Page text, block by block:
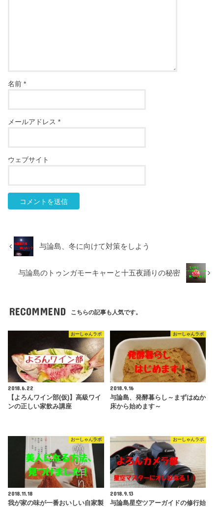
名前*
メールアドレス*
ウェブサイト
与論島、冬に向けて対策をしよう
与論島のトゥンガモーキャーと十五夜踊りの秘密
RECOMMEND こちらの記事も人気です。
おーしゃんラボ
2018.6.22
【よろんワイン部(仮)】高級ワイ
ンの正しい家飲み講座
おーしゃんラボ
2018.9.16
与論島、発酵暮らし～まずはぬか
床から始めます～
おーしゃんラボ
2018.11.18
我が家の味が一番おいしい自家製
おーしゃんラボ
2018.9.13
与論島星空ツアーガイドの修行始